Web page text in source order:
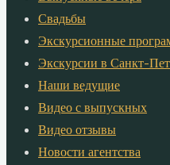
Свадьбы
Экскурсионные
Экскурсии в Санкт-
Наши ведущие
Видео с выпускных
Видео отзывы
Новости агентства